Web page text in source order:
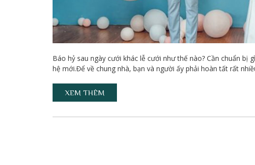
Báo hỷ sau ngày cưới khác lễ cưới như thế nào? Cần chuẩn bị
hệ mới.Để về chung nhà, bạn và người ấy phải hoàn tất rất
XEM THÊM